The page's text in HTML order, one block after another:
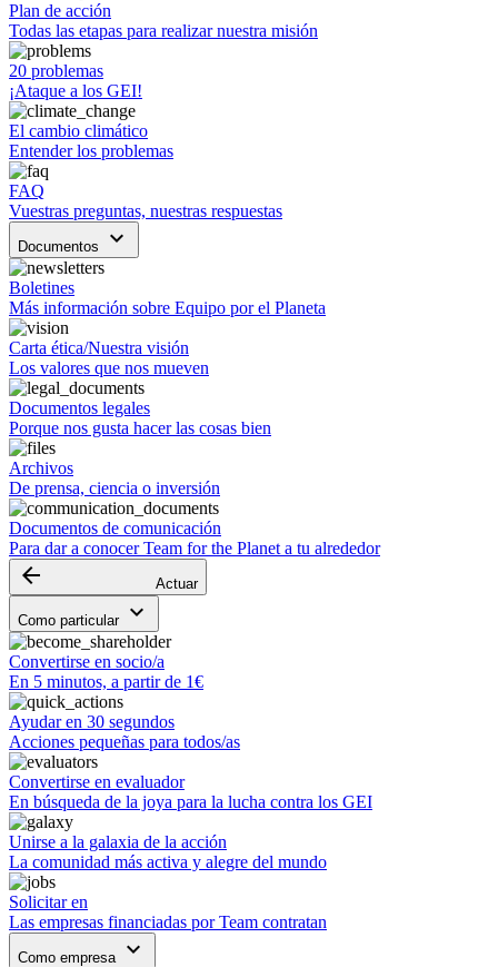
Plan de acción
Todas las etapas para realizar nuestra misión
20 problemas
¡Ataque a los GEI!
El cambio climático
Entender los problemas
FAQ
Vuestras preguntas, nuestras respuestas
Documentos keyboard_arrow_down
Boletines
Más información sobre Equipo por el Planeta
Carta ética/Nuestra visión
Los valores que nos mueven
Documentos legales
Porque nos gusta hacer las cosas bien
Archivos
De prensa, ciencia o inversión
Documentos de comunicación
Para dar a conocer Team for the Planet a tu alrededor
arrow_backward Actuar
Como particular keyboard_arrow_down
Convertirse en socio/a
En 5 minutos, a partir de 1€
Ayudar en 30 segundos
Acciones pequeñas para todos/as
Convertirse en evaluador
En búsqueda de la joya para la lucha contra los GEI
Unirse a la galaxia de la acción
La comunidad más activa y alegre del mundo
Solicitar en
Las empresas financiadas por Team contratan
Como empresa keyboard_arrow_down